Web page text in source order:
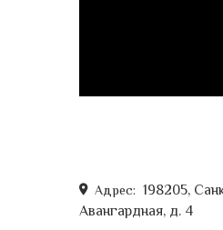
Адрес: 198205,
Авангардная, д. 4